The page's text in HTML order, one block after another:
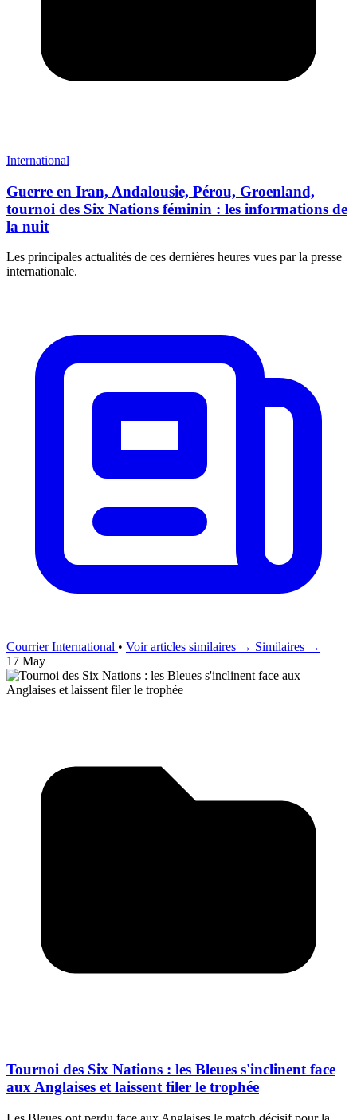
International
Guerre en Iran, Andalousie, Pérou, Groenland,
tournoi des Six Nations féminin : les informations de
la nuit
Les principales actualités de ces dernières heures vues par la presse
internationale.
Courrier International • Voir articles similaires → Similaires →
17 May
Tournoi des Six Nations : les Bleues s'inclinent face
aux Anglaises et laissent filer le trophée